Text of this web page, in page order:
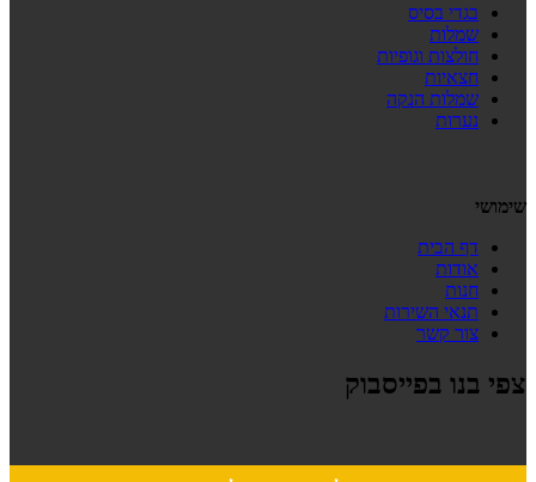
בגדי בסיס
שמלות
חולצות וגופיות
חצאיות
שמלות הנקה
נערות
שימושי
דף הבית
אודות
חנות
תנאי השירות
צור קשר
צפי בנו בפייסבוק